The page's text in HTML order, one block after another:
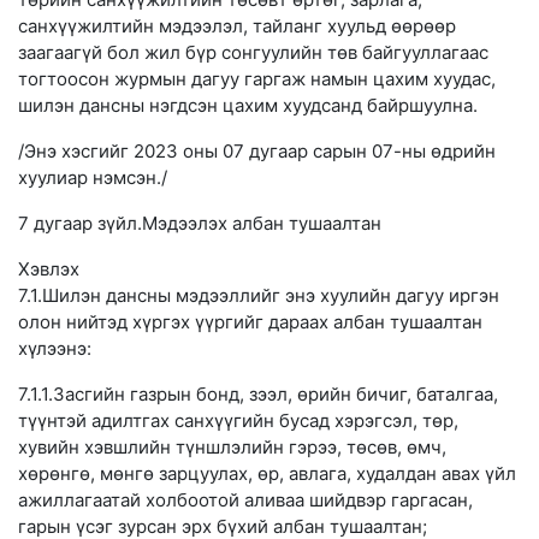
санхүүжилтийн мэдээлэл, тайланг хуульд өөрөөр
заагаагүй бол жил бүр сонгуулийн төв байгууллагаас
тогтоосон журмын дагуу гаргаж намын цахим хуудас,
шилэн дансны нэгдсэн цахим хуудсанд байршуулна.
/Энэ хэсгийг 2023 оны 07 дугаар сарын 07-ны өдрийн
хуулиар нэмсэн./
7 дугаар зүйл.Мэдээлэх албан тушаалтан
Хэвлэх
7.1.Шилэн дансны мэдээллийг энэ хуулийн дагуу иргэн
олон нийтэд хүргэх үүргийг дараах албан тушаалтан
хүлээнэ:
7.1.1.Засгийн газрын бонд, зээл, өрийн бичиг, баталгаа,
түүнтэй адилтгах санхүүгийн бусад хэрэгсэл, төр,
хувийн хэвшлийн түншлэлийн гэрээ, төсөв, өмч,
хөрөнгө, мөнгө зарцуулах, өр, авлага, худалдан авах үйл
ажиллагаатай холбоотой аливаа шийдвэр гаргасан,
гарын үсэг зурсан эрх бүхий албан тушаалтан;